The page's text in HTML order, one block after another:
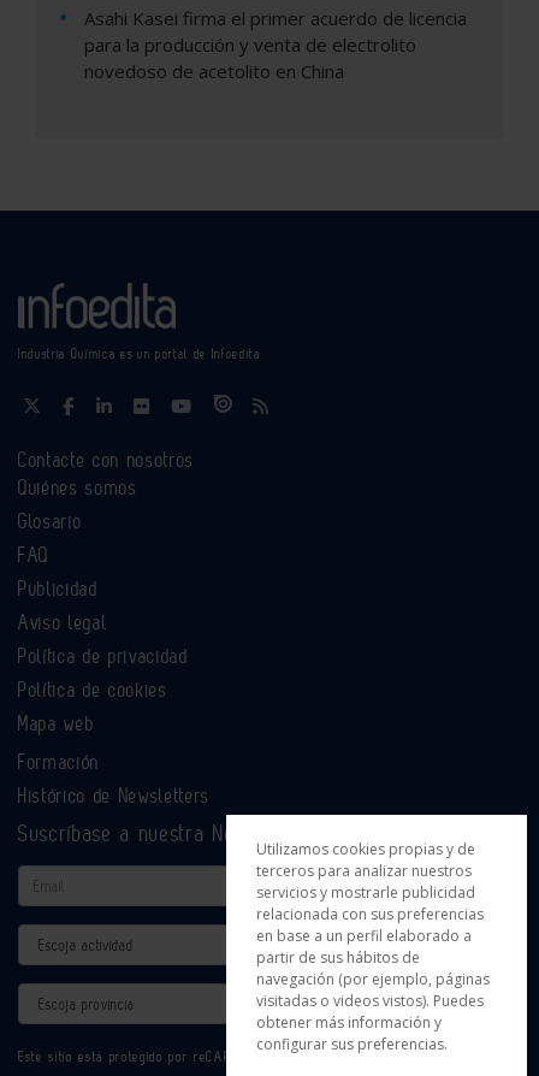
Asahi Kasei firma el primer acuerdo de licencia
para la producción y venta de electrolito
novedoso de acetolito en China
Industria Química es un portal de Infoedita
Contacte con nosotros
Quiénes somos
Glosario
FAQ
Publicidad
Aviso legal
Política de privacidad
Política de cookies
Mapa web
Formación
Histórico de Newsletters
Suscríbase a nuestra Newsletter
Email
Actividad
Provincia
Este sitio está protegido por reCAPTCHA y se aplican la
Utilizamos cookies propias y de
terceros para analizar nuestros
servicios y mostrarle publicidad
relacionada con sus preferencias
en base a un perfil elaborado a
partir de sus hábitos de
navegación (por ejemplo, páginas
visitadas o videos vistos). Puedes
obtener más información y
configurar sus preferencias.